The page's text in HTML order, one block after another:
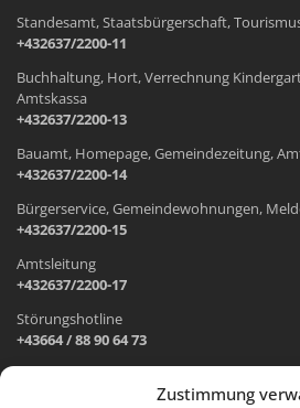
Zustimmung
Standesamt, Staatsbürgerschaft,
+432637/2200-11
Buchhaltung, Hort, Verrechnung
Amtskassa
+432637/2200-13
Bauamt, Homepage, Gemeindezeitung,
+432637/2200-14
Bürgerservice, Gemeindewohnungen,
+432637/2200-15
Amtsleitung
+432637/2200-17
Störungshotline
+43664 / 88 90 64 73